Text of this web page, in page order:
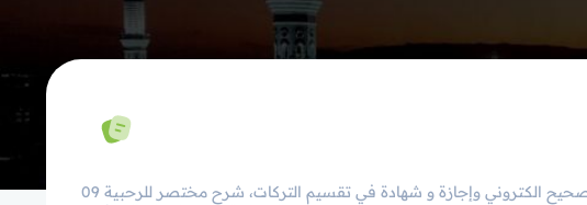
09 دورة لتسهيل علم الفرائض وتقسيم التركات ورياضيات المواريث دراسة مختصرة عن بعد مع حل تمارين وتصحيح الكتروني وإجازة و شهادة في تقسيم التركات، شرح مختصر للرحبية